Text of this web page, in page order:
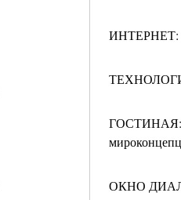
ИНТЕРНЕТ:
ГОСТИНАЯ:
ОКНО